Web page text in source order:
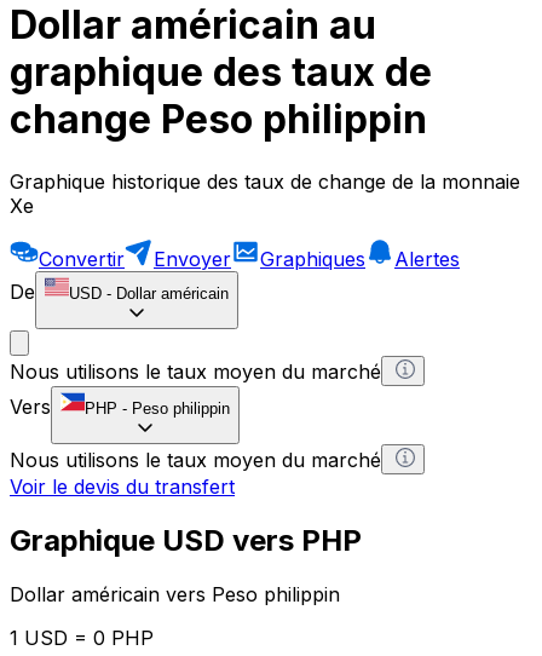
Dollar américain au
graphique des taux de
change Peso philippin
Graphique historique des taux de change de la monnaie
Xe
Convertir Envoyer Graphiques
Alertes
De
USD - Dollar américain
Nous utilisons le taux moyen du marché
Vers
PHP - Peso philippin
Nous utilisons le taux moyen du marché
Voir le devis du transfert
Graphique USD vers PHP
Dollar américain vers Peso philippin
1 USD = 0 PHP